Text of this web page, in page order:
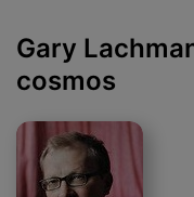
Gary
cosmos